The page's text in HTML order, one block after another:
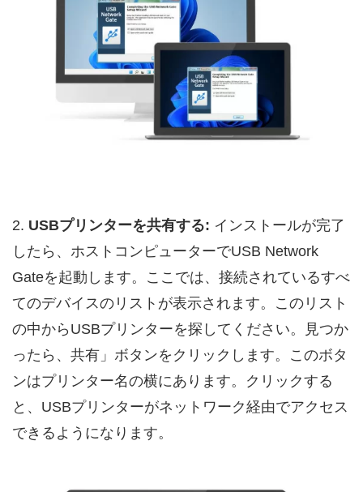
2. USBプリンターを共有する: インストールが完了
したら、ホストコンピューターでUSB Network
Gateを起動します。ここでは、接続されているすべ
てのデバイスのリストが表示されます。このリスト
の中からUSBプリンターを探してください。見つか
ったら、共有」ボタンをクリックします。このボタ
ンはプリンター名の横にあります。クリックする
と、USBプリンターがネットワーク経由でアクセス
できるようになります。